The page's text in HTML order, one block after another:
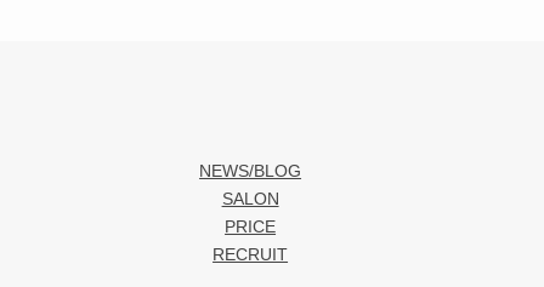
NEWS/BLOG
SALON
PRICE
RECRUIT